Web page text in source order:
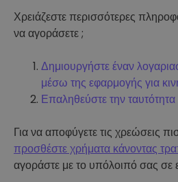
Χρειάζεστε περισσότερες
να αγοράσετε ;
Δημιουργήστε έναν
μέσω της εφαρμογής για
Επαληθεύστε την
Για να αποφύγετε τις χρεώσεις
προσθέστε χρήματα κάνοντας
αγοράστε με το υπόλοιπό σας σε